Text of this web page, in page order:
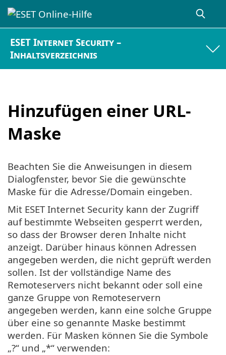
ESET Internet Security –
Inhaltsverzeichnis
Hinzufügen einer URL-
Maske
Beachten Sie die Anweisungen in diesem
Dialogfenster, bevor Sie die gewünschte
Maske für die Adresse/Domain eingeben.
Mit ESET Internet Security kann der Zugriff
auf bestimmte Webseiten gesperrt werden,
so dass der Browser deren Inhalte nicht
anzeigt. Darüber hinaus können Adressen
angegeben werden, die nicht geprüft werden
sollen. Ist der vollständige Name des
Remoteservers nicht bekannt oder soll eine
ganze Gruppe von Remoteservern
angegeben werden, kann eine solche Gruppe
über eine so genannte Maske bestimmt
werden. Für Masken können Sie die Symbole
„?“ und „*“ verwenden: